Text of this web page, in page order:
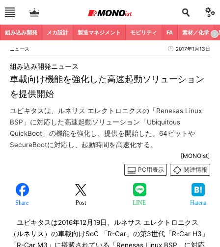
組み込み開発 メカ設計 製造マネジメント モビリティ FA 素材／化学
ニュース 2017年1月13日
車載向け機能を強化した高速起動ソリューション
を提供開始
組み込み開発ニュース
ユビキタスは、ルネサス エレクトロニクスの「Renesas Linux
BSP」に対応した高速起動ソリューション「Ubiquitous
QuickBoot」の機能を強化し、提供を開始した。64ビットや
SecureBootに対応し、起動時間を高速化する。
[MONOist]
PC用表示
関連情報
Share Post LINE Hatena
ユビキタスは2016年12月19日、ルネサス エレクトロニクス
（ルネサス）の車載向けSoC 「R-Car」の第3世代「R-Car H3」
「R-Car M3」に搭載されている「Renesas Linux BSP」に対応